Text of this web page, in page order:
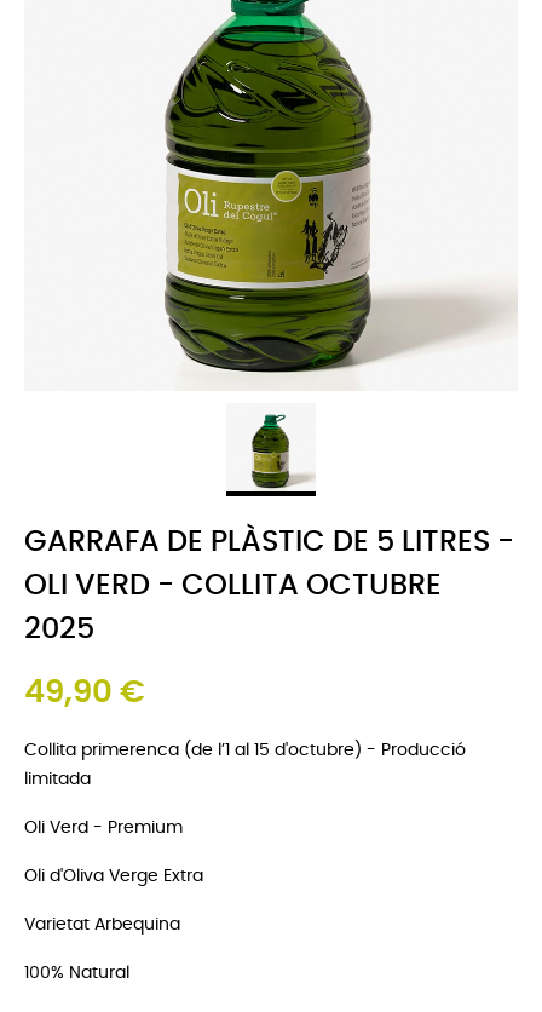
GARRAFA DE PLÀSTIC DE 5 LITRES -
OLI VERD - COLLITA OCTUBRE
2025
49,90 €
Collita primerenca (de l’1 al 15 d'octubre) - Producció
limitada
Oli Verd - Premium
Oli d'Oliva Verge Extra
Varietat Arbequina
100% Natural